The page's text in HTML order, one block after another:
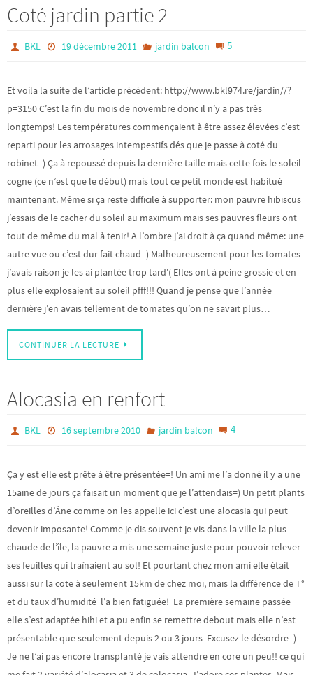
Coté jardin partie 2
BKL 19 décembre 2011 jardin balcon 5
Et voila la suite de l’article précédent: http://www.bkl974.re/jardin//?
p=3150 C’est la fin du mois de novembre donc il n’y a pas très
longtemps! Les températures commençaient à être assez élevées c’est
reparti pour les arrosages intempestifs dés que je passe à coté du
robinet=) Ça à repoussé depuis la dernière taille mais cette fois le soleil
cogne (ce n’est que le début) mais tout ce petit monde est habitué
maintenant. Même si ça reste difficile à supporter: mon pauvre hibiscus
j’essais de le cacher du soleil au maximum mais ses pauvres fleurs ont
tout de même du mal à tenir! A l’ombre j’ai droit à ça quand même: une
autre vue ou c’est dur fait chaud=) Malheureusement pour les tomates
j’avais raison je les ai plantée trop tard'( Elles ont à peine grossie et en
plus elle explosaient au soleil pfff!!! Quand je pense que l’année
dernière j’en avais tellement de tomates qu’on ne savait plus…
CONTINUER LA LECTURE
Alocasia en renfort
BKL 16 septembre 2010 jardin balcon 4
Ça y est elle est prête à être présentée=! Un ami me l’a donné il y a une
15aine de jours ça faisait un moment que je l’attendais=) Un petit plants
d’oreilles d’Âne comme on les appelle ici c’est une alocasia qui peut
devenir imposante! Comme je dis souvent je vis dans la ville la plus
chaude de l’île, la pauvre a mis une semaine juste pour pouvoir relever
ses feuilles qui traînaient au sol! Et pourtant chez mon ami elle était
aussi sur la cote à seulement 15km de chez moi, mais la différence de T°
et du taux d’humidité l’a bien fatiguée! La première semaine passée
elle s’est adaptée hihi et a pu enfin se remettre debout mais elle n’est
présentable que seulement depuis 2 ou 3 jours Excusez le désordre=)
Je ne l’ai pas encore transplanté je vais attendre en core un peu!! ce qui